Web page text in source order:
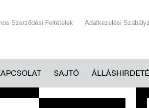
Szerződési Feltételek Adatkezelési
SAJTÓ